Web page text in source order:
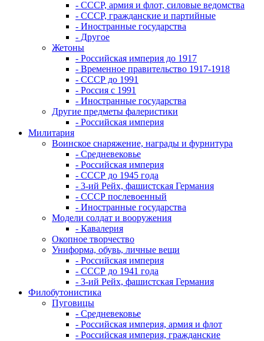
- СССР, армия и флот, силовые ведомства
- СССР, гражданские и партийные
- Иностранные государства
- Другое
Жетоны
- Российская империя до 1917
- Временное правительство 1917-1918
- СССР до 1991
- Россия с 1991
- Иностранные государства
Другие предметы фалеристики
- Российская империя
Милитария
Воинское снаряжение, награды и фурнитура
- Средневековье
- Российская империя
- СССР до 1945 года
- 3-ий Рейх, фашистская Германия
- СССР послевоенный
- Иностранные государства
Модели солдат и вооружения
- Кавалерия
Окопное творчество
Униформа, обувь, личные вещи
- Российская империя
- СССР до 1941 года
- 3-ий Рейх, фашистская Германия
Филобутонистика
Пуговицы
- Средневековье
- Российская империя, армия и флот
- Российская империя, гражданские